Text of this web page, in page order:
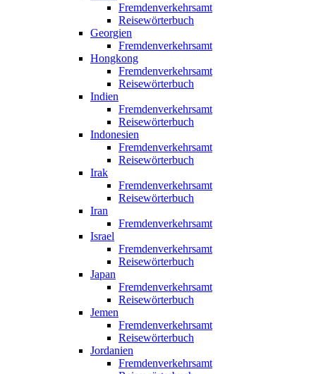
Fremdenverkehrsamt
Reisewörterbuch
Georgien
Fremdenverkehrsamt
Hongkong
Fremdenverkehrsamt
Reisewörterbuch
Indien
Fremdenverkehrsamt
Reisewörterbuch
Indonesien
Fremdenverkehrsamt
Reisewörterbuch
Irak
Fremdenverkehrsamt
Reisewörterbuch
Iran
Fremdenverkehrsamt
Israel
Fremdenverkehrsamt
Reisewörterbuch
Japan
Fremdenverkehrsamt
Reisewörterbuch
Jemen
Fremdenverkehrsamt
Reisewörterbuch
Jordanien
Fremdenverkehrsamt